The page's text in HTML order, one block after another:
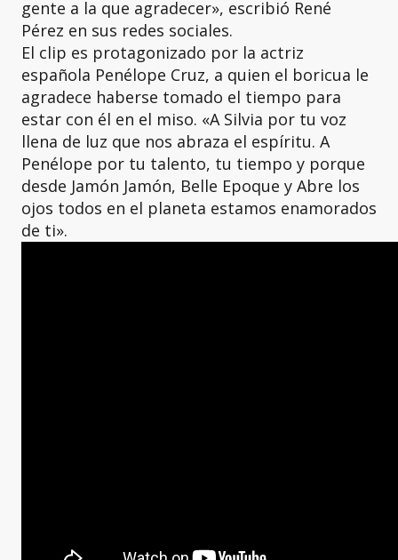
gente a la que agradecer», escribió René
Pérez en sus redes sociales.
El clip es protagonizado por la actriz
española Penélope Cruz, a quien el boricua le
agradece haberse tomado el tiempo para
estar con él en el miso. «A Silvia por tu voz
llena de luz que nos abraza el espíritu. A
Penélope por tu talento, tu tiempo y porque
desde Jamón Jamón, Belle Epoque y Abre los
ojos todos en el planeta estamos enamorados
de ti».